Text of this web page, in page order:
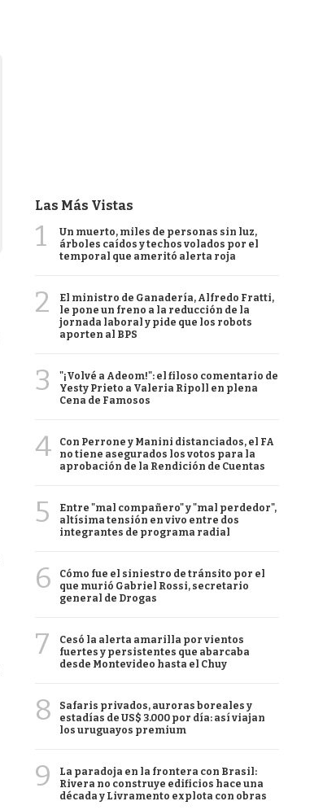
Las Más Vistas
1
Un muerto, miles de personas sin luz,
árboles caídos y techos volados por el
temporal que ameritó alerta roja
2
El ministro de Ganadería, Alfredo Fratti,
le pone un freno a la reducción de la
jornada laboral y pide que los robots
aporten al BPS
3
"¡Volvé a Adeom!": el filoso comentario de
Yesty Prieto a Valeria Ripoll en plena
Cena de Famosos
4
Con Perrone y Manini distanciados, el FA
no tiene asegurados los votos para la
aprobación de la Rendición de Cuentas
5
Entre "mal compañero" y "mal perdedor",
altísima tensión en vivo entre dos
integrantes de programa radial
6
Cómo fue el siniestro de tránsito por el
que murió Gabriel Rossi, secretario
general de Drogas
7
Cesó la alerta amarilla por vientos
fuertes y persistentes que abarcaba
desde Montevideo hasta el Chuy
8
Safaris privados, auroras boreales y
estadías de US$ 3.000 por día: así viajan
los uruguayos premium
9
La paradoja en la frontera con Brasil:
Rivera no construye edificios hace una
década y Livramento explota con obras